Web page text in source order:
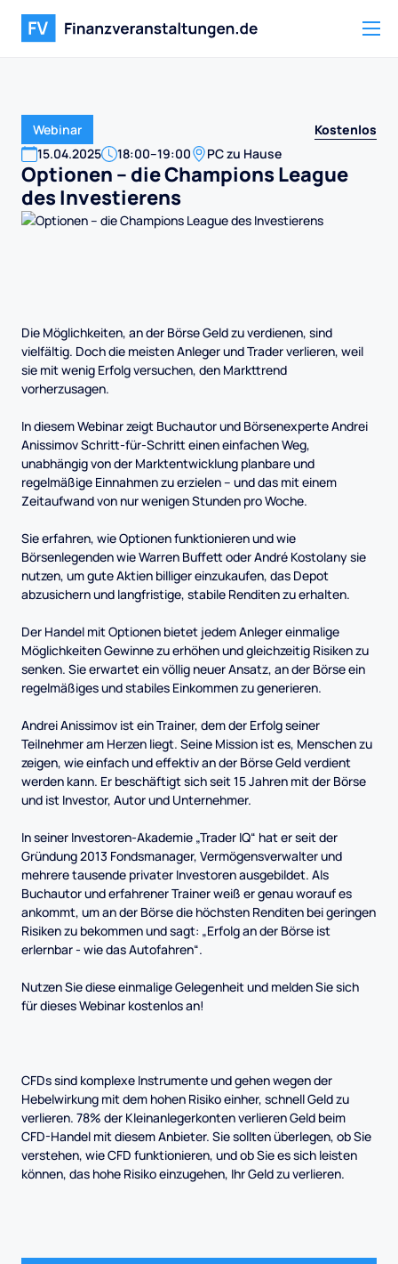
Webinar
Kostenlos
15.04.2025 18:00–19:00 PC zu Hause
Optionen – die Champions League
des Investierens
Die Möglichkeiten, an der Börse Geld zu verdienen, sind
vielfältig. Doch die meisten Anleger und Trader verlieren, weil
sie mit wenig Erfolg versuchen, den Markttrend
vorherzusagen.
In diesem Webinar zeigt Buchautor und Börsenexperte Andrei
Anissimov Schritt-für-Schritt einen einfachen Weg,
unabhängig von der Marktentwicklung planbare und
regelmäßige Einnahmen zu erzielen – und das mit einem
Zeitaufwand von nur wenigen Stunden pro Woche.
Sie erfahren, wie Optionen funktionieren und wie
Börsenlegenden wie Warren Buffett oder André Kostolany sie
nutzen, um gute Aktien billiger einzukaufen, das Depot
abzusichern und langfristige, stabile Renditen zu erhalten.
Der Handel mit Optionen bietet jedem Anleger einmalige
Möglichkeiten Gewinne zu erhöhen und gleichzeitig Risiken zu
senken. Sie erwartet ein völlig neuer Ansatz, an der Börse ein
regelmäßiges und stabiles Einkommen zu generieren.
Andrei Anissimov ist ein Trainer, dem der Erfolg seiner
Teilnehmer am Herzen liegt. Seine Mission ist es, Menschen zu
zeigen, wie einfach und effektiv an der Börse Geld verdient
werden kann. Er beschäftigt sich seit 15 Jahren mit der Börse
und ist Investor, Autor und Unternehmer.
In seiner Investoren-Akademie „Trader IQ“ hat er seit der
Gründung 2013 Fondsmanager, Vermögensverwalter und
mehrere tausende privater Investoren ausgebildet. Als
Buchautor und erfahrener Trainer weiß er genau worauf es
ankommt, um an der Börse die höchsten Renditen bei geringen
Risiken zu bekommen und sagt: „Erfolg an der Börse ist
erlernbar - wie das Autofahren“.
Nutzen Sie diese einmalige Gelegenheit und melden Sie sich
für dieses Webinar kostenlos an!
CFDs sind komplexe Instrumente und gehen wegen der
Hebelwirkung mit dem hohen Risiko einher, schnell Geld zu
verlieren. 78% der Kleinanlegerkonten verlieren Geld beim
CFD-Handel mit diesem Anbieter. Sie sollten überlegen, ob Sie
verstehen, wie CFD funktionieren, und ob Sie es sich leisten
können, das hohe Risiko einzugehen, Ihr Geld zu verlieren.